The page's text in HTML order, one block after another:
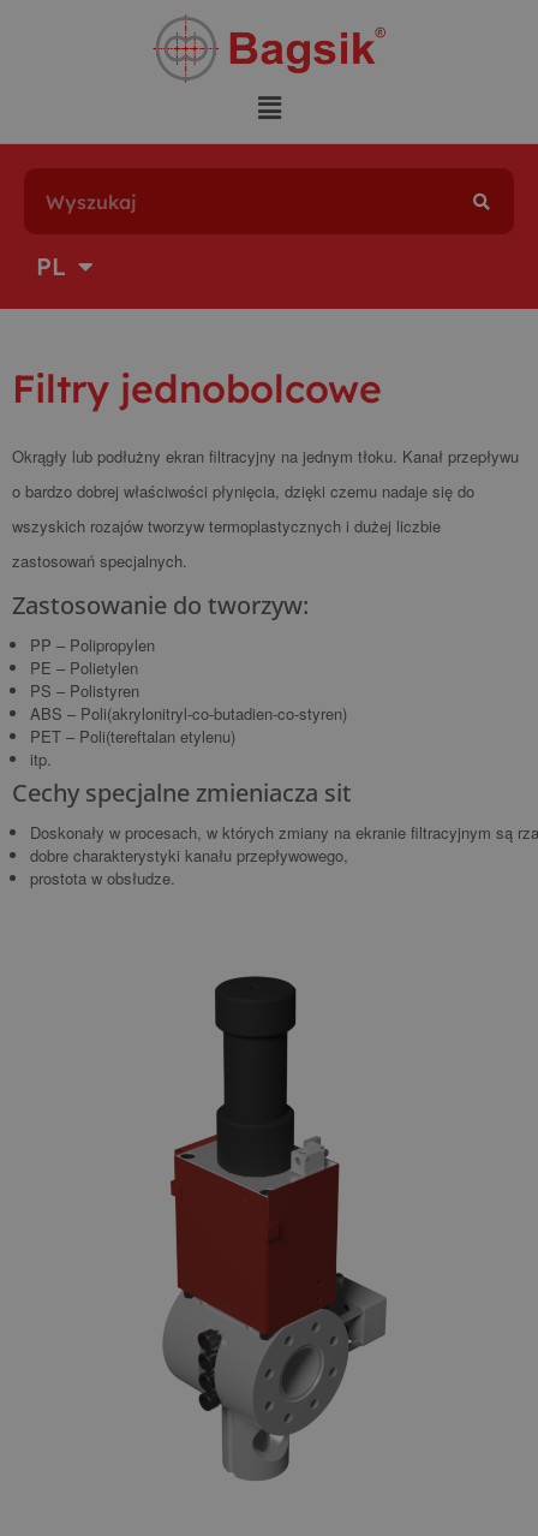
PL
DE
Filtry jednobolcowe
Okrągły lub podłużny ekran filtracyjny na jednym tłoku. Kanał przepływu
o bardzo dobrej właściwości płynięcia, dzięki czemu nadaje się do
wszyskich rozajów tworzyw termoplastycznych i dużej liczbie
zastosowań specjalnych.
Zastosowanie do tworzyw:
PP – Polipropylen
PE – Polietylen
PS – Polistyren
ABS – Poli(akrylonitryl-co-butadien-co-styren)
PET – Poli(tereftalan etylenu)
itp.
Cechy specjalne zmieniacza sit
Doskonały w procesach, w których zmiany na ekranie filtracyjnym są
dobre charakterystyki kanału przepływowego,
prostota w obsłudze.